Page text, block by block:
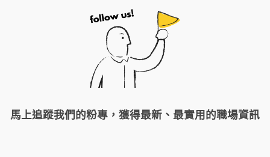
馬上追蹤我們的粉專，獲得最新、最實用的職場資訊